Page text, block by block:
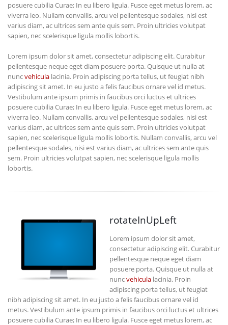
posuere cubilia Curae; In eu libero ligula. Fusce eget metus lorem, ac
viverra leo. Nullam convallis, arcu vel pellentesque sodales, nisi est
varius diam, ac ultrices sem ante quis sem. Proin ultricies volutpat
sapien, nec scelerisque ligula mollis lobortis.
Lorem ipsum dolor sit amet, consectetur adipiscing elit. Curabitur
pellentesque neque eget diam posuere porta. Quisque ut nulla at
nuncvehicula lacinia. Proin adipiscing porta tellus, ut feugiat nibh
adipiscing sit amet. In eu justo a felis faucibus ornare vel id metus.
Vestibulum ante ipsum primis in faucibus orci luctus et ultrices
posuere cubilia Curae; In eu libero ligula. Fusce eget metus lorem, ac
viverra leo. Nullam convallis, arcu vel pellentesque sodales, nisi est
varius diam, ac ultrices sem ante quis sem. Proin ultricies volutpat
sapien, nec scelerisque ligula mollis lobortis. Nullam convallis, arcu vel
pellentesque sodales, nisi est varius diam, ac ultrices sem ante quis
sem. Proin ultricies volutpat sapien, nec scelerisque ligula mollis
lobortis.
rotateInUpLeft
Lorem ipsum dolor sit amet,
consectetur adipiscing elit. Curabitur
pellentesque neque eget diam
posuere porta. Quisque ut nulla at
nuncvehicula lacinia. Proin
adipiscing porta tellus, ut feugiat
nibh adipiscing sit amet. In eu justo a felis faucibus ornare vel id
metus. Vestibulum ante ipsum primis in faucibus orci luctus et ultrices
posuere cubilia Curae; In eu libero ligula. Fusce eget metus lorem, ac